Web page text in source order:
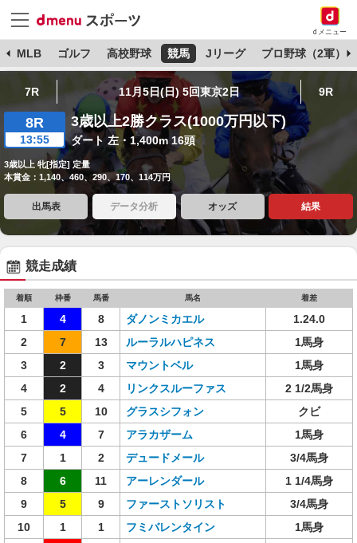
dメニュー
MLB ゴルフ 高校野球 競馬 Jリーグ プロ野球（2軍）
7R 11月5日(日) 5回東京2日 9R
8R
13:55
3歳以上2勝クラス(1000万円以下)
ダート 左・1,400m 16頭
3歳以上 牝[指定] 定量
本賞金：1,140、460、290、170、114万円
出馬表 データ分析 オッズ 結果
競走成績
着順 枠番 馬番 馬名 着差
1 4 8 ダノンミカエル
1.24.0
2
7 13 ルーラルハピネス
1馬身
3
2 3 マウントベル
1馬身
4
2 4 リンクスルーファス
2 1/2馬身
5
5 10 グラスシフォン
クビ
6
4 7 アラカザーム
1馬身
7
1 2 デュードメール
3/4馬身
8
6 11 アーレンダール
1 1/4馬身
9
5 9 ファーストソリスト
3/4馬身
10
1 1 フミバレンタイン
1馬身